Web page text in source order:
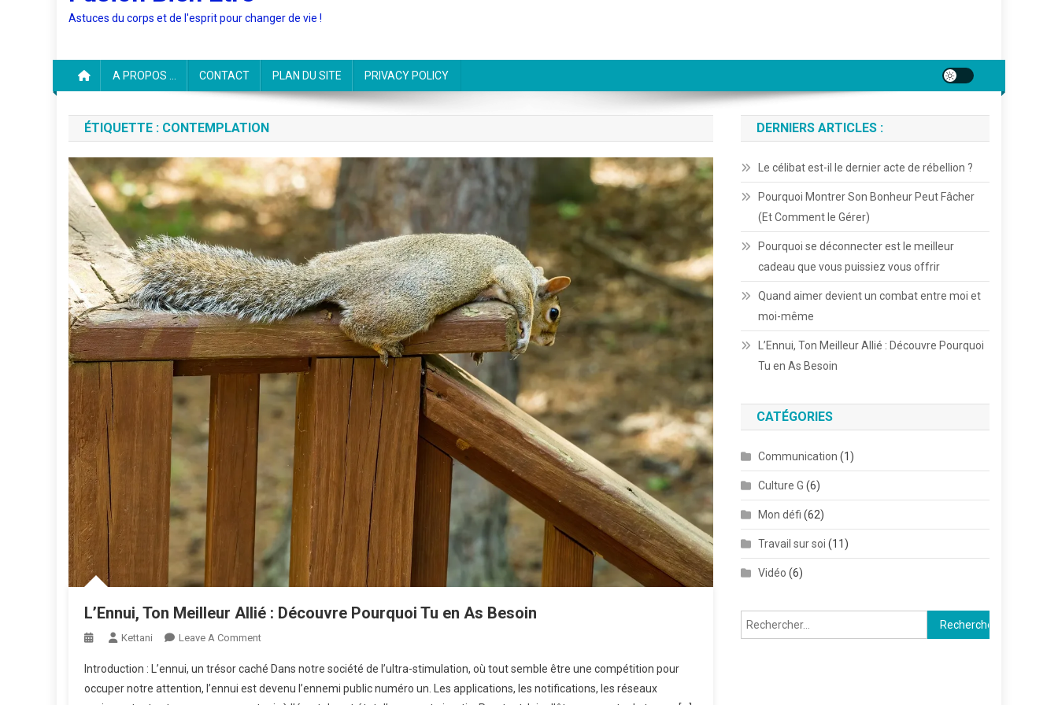
Astuces du corps et de l'esprit pour changer de vie !
A PROPOS … CONTACT PLAN DU SITE PRIVACY POLICY
ÉTIQUETTE : CONTEMPLATION
L’Ennui, Ton Meilleur Allié : Découvre Pourquoi Tu en As Besoin
Kettani Leave A CommentOn
Ton
Meilleur
Introduction : L’ennui, un trésor caché Dans notre société de l’ultra-stimulation, où tout semble être une compétition pour
occuper notre attention, l’ennui est devenu l’ennemi public numéro un. Les applications, les notifications, les réseaux
DERNIERS ARTICLES :
Le célibat est-il le dernier acte de rébellion ?
Pourquoi Montrer Son Bonheur Peut Fâcher
(Et Comment le Gérer)
Pourquoi se déconnecter est le meilleur
cadeau que vous puissiez vous offrir
Quand aimer devient un combat entre moi et
moi-même
L’Ennui, Ton Meilleur Allié : Découvre Pourquoi
Tu en As Besoin
CATÉGORIES
Communication (1)
Culture G (6)
Mon défi (62)
Travail sur soi (11)
Vidéo (6)
Rechercher :